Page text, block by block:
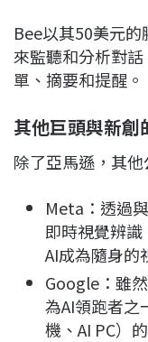
Bee以其50美元
來監聽和分析對
單、摘要和提醒。
其他巨頭與新創
除了亞馬遜，其
Meta：透過
即時視覺辨
AI成為隨身的
Google：雖
為AI領跑者之
機、AI PC）